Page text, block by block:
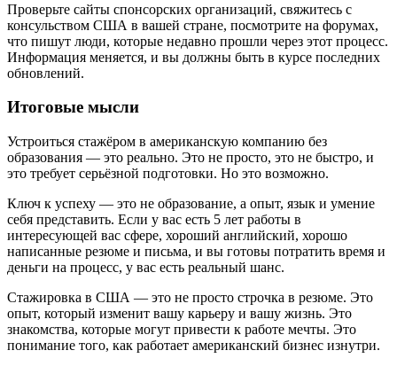
Проверьте сайты спонсорских организаций, свяжитесь с
консульством США в вашей стране, посмотрите на форумах,
что пишут люди, которые недавно прошли через этот процесс.
Информация меняется, и вы должны быть в курсе последних
обновлений.
Итоговые мысли
Устроиться стажёром в американскую компанию без
образования — это реально. Это не просто, это не быстро, и
это требует серьёзной подготовки. Но это возможно.
Ключ к успеху — это не образование, а опыт, язык и умение
себя представить. Если у вас есть 5 лет работы в
интересующей вас сфере, хороший английский, хорошо
написанные резюме и письма, и вы готовы потратить время и
деньги на процесс, у вас есть реальный шанс.
Стажировка в США — это не просто строчка в резюме. Это
опыт, который изменит вашу карьеру и вашу жизнь. Это
знакомства, которые могут привести к работе мечты. Это
понимание того, как работает американский бизнес изнутри.